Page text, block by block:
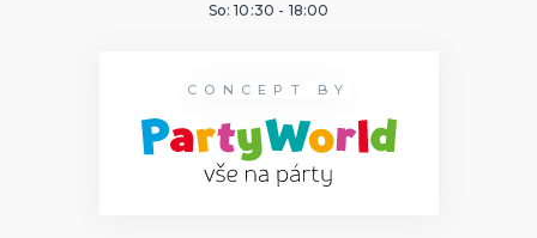
So: 10:30 - 18:00
CONCEPT BY